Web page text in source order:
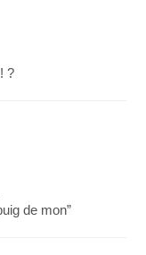
?
de mon”